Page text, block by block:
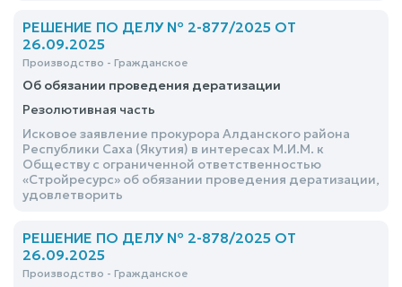
РЕШЕНИЕ ПО ДЕЛУ № 2-877/2025 ОТ
26.09.2025
Производство - Гражданское
Об обязании проведения дератизации
Резолютивная часть
Исковое заявление прокурора Алданского района
Республики Саха (Якутия) в интересах М.И.М. к
Обществу с ограниченной ответственностью
«Стройресурс» об обязании проведения дератизации,
удовлетворить
РЕШЕНИЕ ПО ДЕЛУ № 2-878/2025 ОТ
26.09.2025
Производство - Гражданское